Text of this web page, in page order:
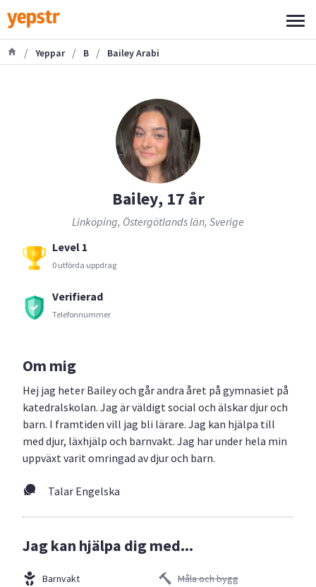
/ Yeppar / B / Bailey Arabi
Bailey, 17 år
Linköping, Östergötlands län, Sverige
Level 1
0 utförda uppdrag
Verifierad
Telefonnummer
Om mig
Hej jag heter Bailey och går andra året på gymnasiet på
katedralskolan. Jag är väldigt social och älskar djur och
barn. I framtiden vill jag bli lärare. Jag kan hjälpa till
med djur, läxhjälp och barnvakt. Jag har under hela min
uppväxt varit omringad av djur och barn.
Talar Engelska
Jag kan hjälpa dig med...
Barnvakt
Måla och bygg